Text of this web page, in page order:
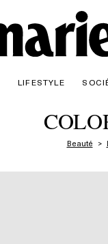
LIFESTYLE
Beauté